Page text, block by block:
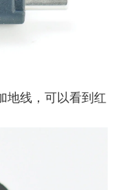
地线，可以看到红